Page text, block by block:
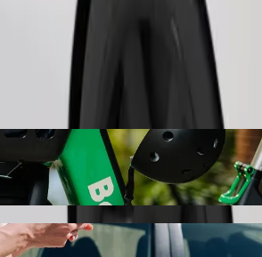
Bolt